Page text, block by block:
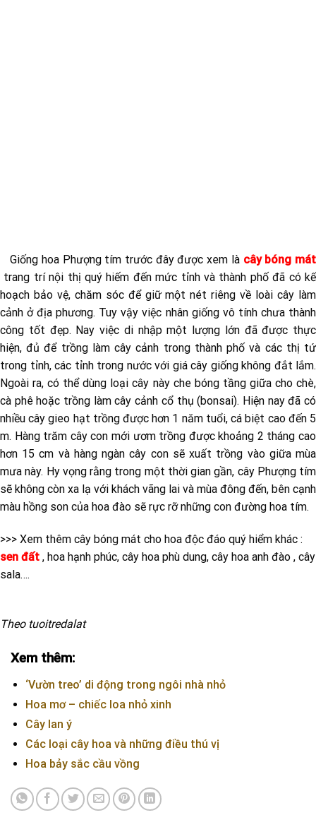
Giống hoa Phượng tím trước đây được xem là cây bóng mát
trang trí nội thị quý hiếm đến mức tỉnh và thành phố đã có kế
hoạch bảo vệ, chăm sóc để giữ một nét riêng về loài cây làm
cảnh ở địa phương. Tuy vậy việc nhân giống vô tính chưa thành
công tốt đẹp. Nay việc di nhập một lượng lớn đã được thực
hiện, đủ để trồng làm cây cảnh trong thành phố và các thị tứ
trong tỉnh, các tỉnh trong nước với giá cây giống không đắt lắm.
Ngoài ra, có thể dùng loại cây này che bóng tầng giữa cho chè,
cà phê hoặc trồng làm cây cảnh cổ thụ (bonsai). Hiện nay đã có
nhiều cây gieo hạt trồng được hơn 1 năm tuổi, cá biệt cao đến 5
m. Hàng trăm cây con mới ươm trồng được khoảng 2 tháng cao
hơn 15 cm và hàng ngàn cây con sẽ xuất trồng vào giữa mùa
mưa này. Hy vọng rằng trong một thời gian gần, cây Phượng tím
sẽ không còn xa lạ với khách vãng lai và mùa đông đến, bên cạnh
màu hồng son của hoa đào sẽ rực rỡ những con đường hoa tím.
>>> Xem thêm cây bóng mát cho hoa độc đáo quý hiểm khác :
sen đất , hoa hạnh phúc, cây hoa phù dung, cây hoa anh đào , cây
sala….
Theo tuoitredalat
Xem thêm:
‘Vườn treo’ di động trong ngôi nhà nhỏ
Hoa mơ – chiếc loa nhỏ xinh
Cây lan ý
Các loại cây hoa và những điều thú vị
Hoa bảy sắc cầu vồng